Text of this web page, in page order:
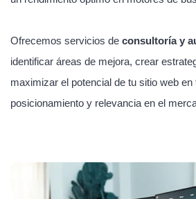
Ofrecemos servicios de consultoría y
identificar áreas de mejora, crear
maximizar el potencial de tu sitio web en
posicionamiento y relevancia en el